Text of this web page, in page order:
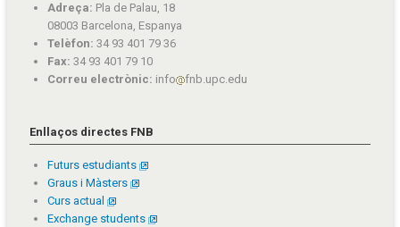
Adreça: Pla de Palau, 18
08003 Barcelona, Espanya
Telèfon: 34 93 401 79 36
Fax: 34 93 401 79 10
Correu electrònic: info fnb.upc.edu
Enllaços directes FNB
Futurs estudiants
Graus i Màsters
Curs actual
Exchange students